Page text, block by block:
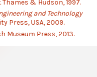
Thames & Hudson, 1997.
and Technology
Press, USA, 2009.
Museum Press, 2013.